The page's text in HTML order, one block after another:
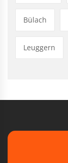
Bülach
Leuggern